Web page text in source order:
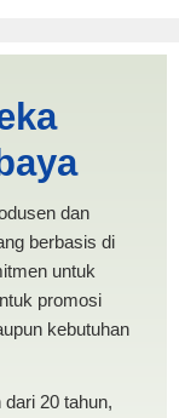
dan
berbasis di
untuk
promosi
kebutuhan
20 tahun,